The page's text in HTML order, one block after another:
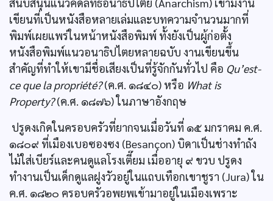
สนับสนุนแนวคิดลัทธิอนาธิปไตย (Anarchism) เขามีงาน
เขียนที่เป็นหนังสือหลายเล่มและบทความจำนวนมากที่
พิมพ์เผยแพร่ในหน้าหนังสือพิมพ์ ทั้งยังเป็นผู้ก่อตั้ง
หนังสือพิมพ์แนวอนาธิปไตยหลายฉบับ งานเขียนขึ้น
สำคัญที่ทำให้เขามีชื่อเสียงเป็นที่รู้จักกันทั่วไป คือ Qu’est-
ce que la propriété?(ค.ศ. ๑๘๔๐) หรือ What is
Property?(ค.ศ. ๑๘๗๖) ในภาษาอังกฤษ
ปรูดงเกิดในครอบครัวที่ยากจนเมื่อวันที่ ๑๕ มกราคม ค.ศ.
๑๘๐๙ ที่เมืองเบอซองซง (Besançon) บิดาเป็นช่างทำถัง
ไม้ใส่เบียร์และคนดูแลโรงเตี๊ยม เมื่ออายุ ๙ ขวบ ปรูดง
ทำงานเป็นเด็กดูแลฝูงวัวอยู่ในแถบเทือกเขาชูรา (Jura) ใน
ค.ศ. ๑๘๒๐ ครอบครัวอพยพเข้ามาอยู่ในเมืองเพราะ